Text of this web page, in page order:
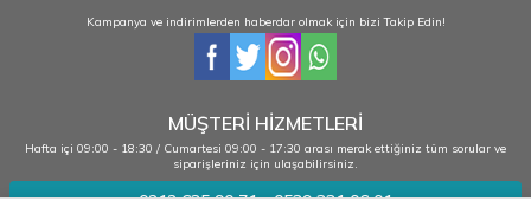
Kampanya ve indirimlerden haberdar olmak için bizi Takip Edin!
MÜŞTERİ HİZMETLERİ
Hafta içi 09:00 - 18:30 / Cumartesi 09:00 - 17:30 arası merak ettiğiniz tüm sorular ve
siparişleriniz için ulaşabilirsiniz.
0212 635 90 71 - 0539 331 06 01